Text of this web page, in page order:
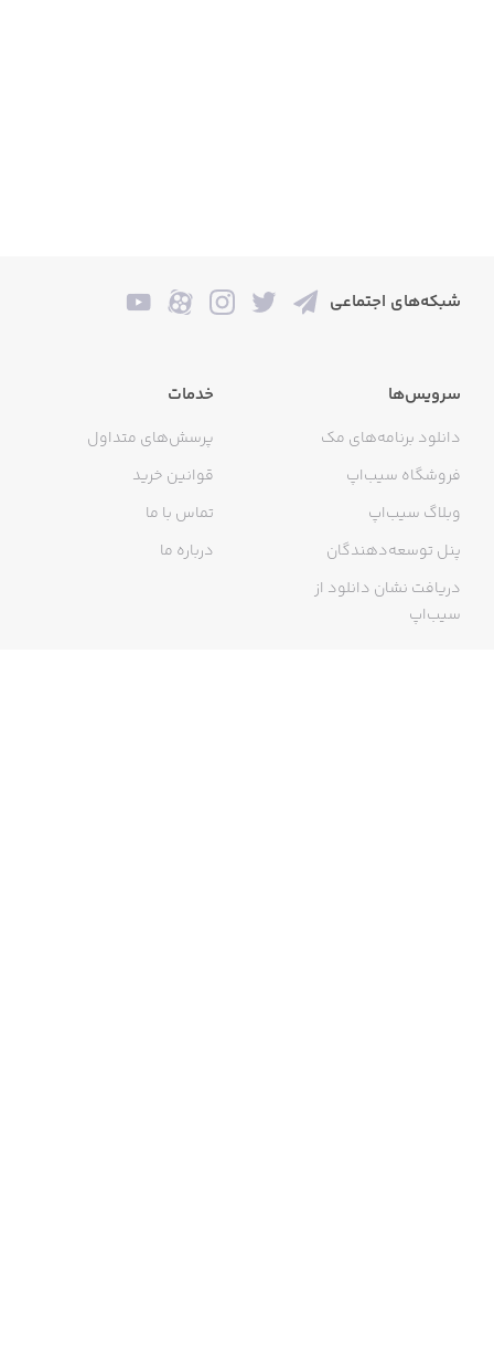
شبکه‌های اجتماعی
سرویس‌ها
دانلود برنامه‌های مک
فروشگاه سیب‌اپ
وبلاگ سیب‌اپ
پنل توسعه‌دهندگان
دریافت نشان دانلود از
سیب‌اپ
خدمات
پرسش‌های متداول
قوانین خرید
تماس با ما
درباره ما